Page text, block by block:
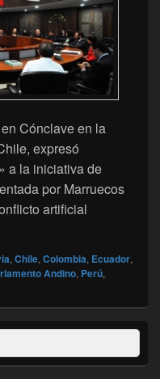
Cónclave en la
expresó
a la iniciativa de
por Marruecos
artificial
el Parlamento Andino
, Chile, Colombia, Ecuador,
Andino, Perú,